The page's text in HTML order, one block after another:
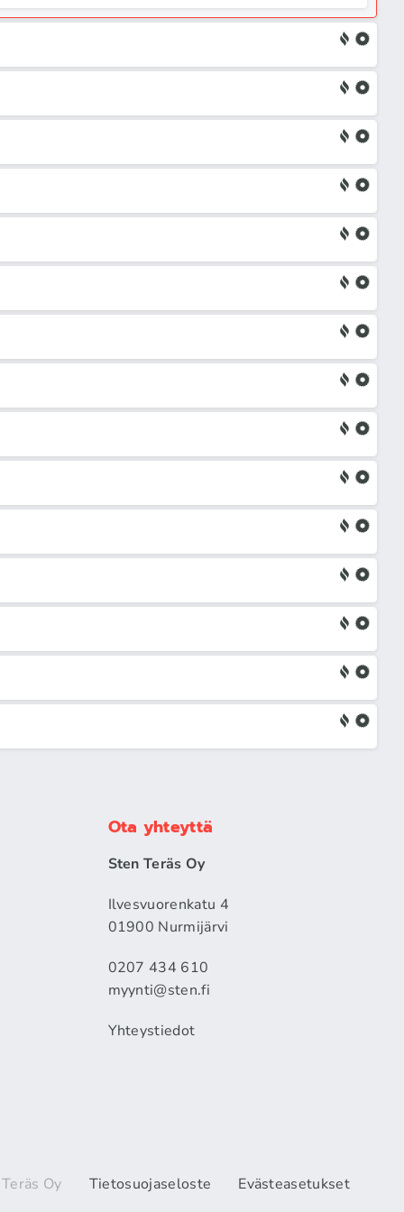
Ota yhteyttä
Sten Teräs Oy
Ilvesvuorenkatu 4
01900 Nurmijärvi
0207 434 610
myynti@sten.fi
Yhteystiedot
Oy Tietosuojaseloste Evästeasetukset